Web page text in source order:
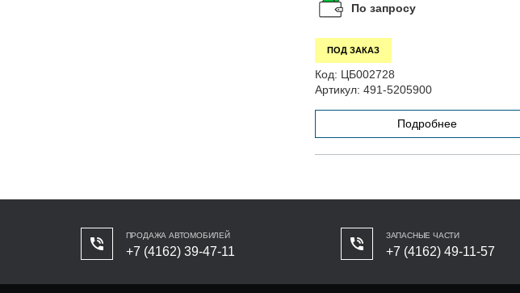
По запросу
ПОД ЗАКАЗ
Код: ЦБ002728
Артикул: 491-5205900
Подробнее
ПРОДАЖА АВТОМОБИЛЕЙ
+7 (4162) 39-47-11
ЗАПАСНЫЕ ЧАСТИ
+7 (4162) 49-11-57